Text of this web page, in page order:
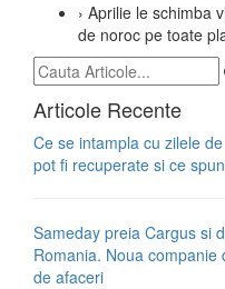
› Aprilie le schimba
de noroc pe toate
Articole Recente
Ce se intampla cu zilele
pot fi recuperate si ce
Sameday preia Cargus si
Romania. Noua
de afaceri